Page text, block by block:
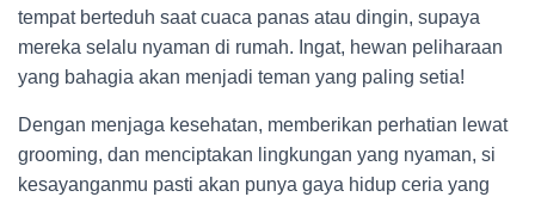
tempat berteduh saat cuaca panas atau dingin, supaya
mereka selalu nyaman di rumah. Ingat, hewan peliharaan
yang bahagia akan menjadi teman yang paling setia!
Dengan menjaga kesehatan, memberikan perhatian lewat
grooming, dan menciptakan lingkungan yang nyaman, si
kesayanganmu pasti akan punya gaya hidup ceria yang